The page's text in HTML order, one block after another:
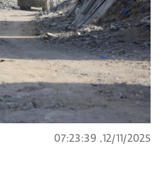
12/11/2025, 07:23:39